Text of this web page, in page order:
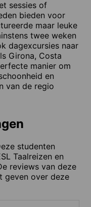
sessies of
bieden voor
maar leuke
twee weken
dagexcursies naar
Girona, Costa
manier om
en
van de regio
studenten
Taalreizen en
reviews van deze
geven over deze